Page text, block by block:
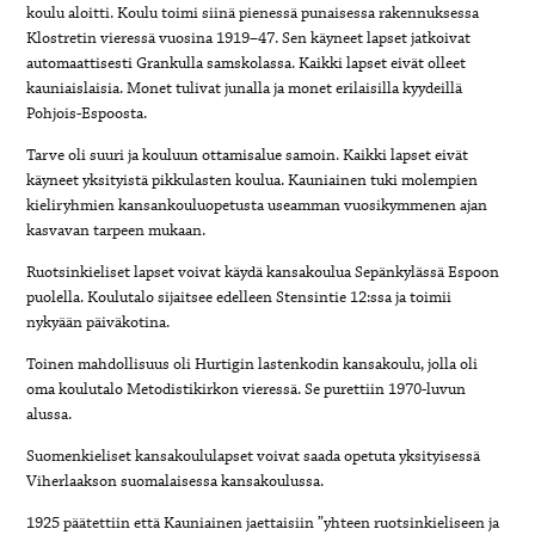
koulu aloitti. Koulu toimi siinä pienessä punaisessa rakennuksessa
Klostretin vieressä vuosina 1919–47. Sen käyneet lapset jatkoivat
automaattisesti Grankulla samskolassa. Kaikki lapset eivät olleet
kauniaislaisia. Monet tulivat junalla ja monet erilaisilla kyydeillä
Pohjois-Espoosta.
Tarve oli suuri ja kouluun ottamisalue samoin. Kaikki lapset eivät
käyneet yksityistä pikkulasten koulua. Kauniainen tuki molempien
kieliryhmien kansankouluopetusta useamman vuosikymmenen ajan
kasvavan tarpeen mukaan.
Ruotsinkieliset lapset voivat käydä kansakoulua Sepänkylässä Espoon
puolella. Koulutalo sijaitsee edelleen Stensintie 12:ssa ja toimii
nykyään päiväkotina.
Toinen mahdollisuus oli Hurtigin lastenkodin kansakoulu, jolla oli
oma koulutalo Metodistikirkon vieressä. Se purettiin 1970-luvun
alussa.
Suomenkieliset kansakoululapset voivat saada opetuta yksityisessä
Viherlaakson suomalaisessa kansakoulussa.
1925 päätettiin että Kauniainen jaettaisiin ”yhteen ruotsinkieliseen ja